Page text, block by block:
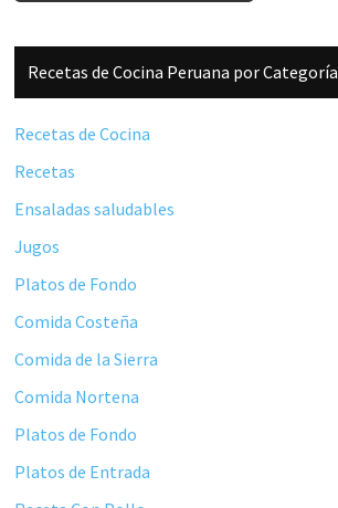
Barra
lateral
principal
Recetas de Cocina Peruana por Categoría
Recetas de Cocina
Recetas
Ensaladas saludables
Jugos
Platos de Fondo
Comida Costeña
Comida de la Sierra
Comida Nortena
Platos de Fondo
Platos de Entrada